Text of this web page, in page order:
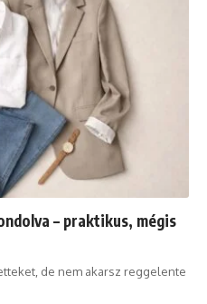
– praktikus, mégis
de nem akarsz reggelente